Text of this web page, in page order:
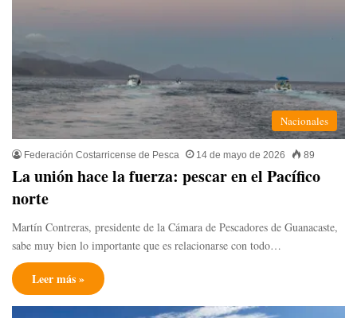
Nacionales
Federación Costarricense de Pesca 14 de mayo de 2026 89
La unión hace la fuerza: pescar en el Pacífico
norte
Martín Contreras, presidente de la Cámara de Pescadores de Guanacaste,
sabe muy bien lo importante que es relacionarse con todo…
Leer más »